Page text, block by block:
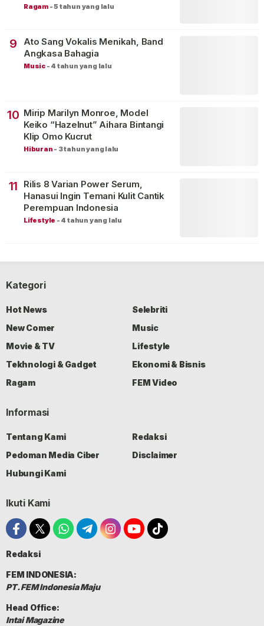
Ragam -5 tahun yang lalu
9
Ato Sang Vokalis Menikah, Band
Angkasa Bahagia
Music - 4 tahun yang lalu
10 Mirip Marilyn Monroe, Model
Keiko “Hazelnut” Aihara Bintangi
Klip Omo Kucrut
Hiburan - 3 tahun yang lalu
11
Rilis 8 Varian Power Serum,
Hanasui Ingin Temani Kulit Cantik
Perempuan Indonesia
Lifestyle - 4 tahun yang lalu
Kategori
Hot News
Selebriti
New Comer
Music
Movie & TV
Lifestyle
Tekhnologi & Gadget
Ekonomi & Bisnis
Ragam
FEM Video
Informasi
Tentang Kami
Redaksi
Pedoman Media Ciber
Disclaimer
Hubungi Kami
Ikuti Kami
Redaksi
FEM INDONESIA:
PT. FEM Indonesia Maju
Head Office:
Intai Magazine